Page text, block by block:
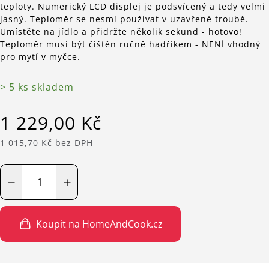
teploty. Numerický LCD displej je podsvícený a tedy velmi
jasný. Teploměr se nesmí používat v uzavřené troubě.
Umístěte na jídlo a přidržte několik sekund - hotovo!
Teploměr musí být čištěn ručně hadříkem - NENÍ vhodný
pro mytí v myčce.
> 5 ks skladem
1 229,00 Kč
1 015,70 Kč bez DPH
+
−
Koupit na HomeAndCook.cz